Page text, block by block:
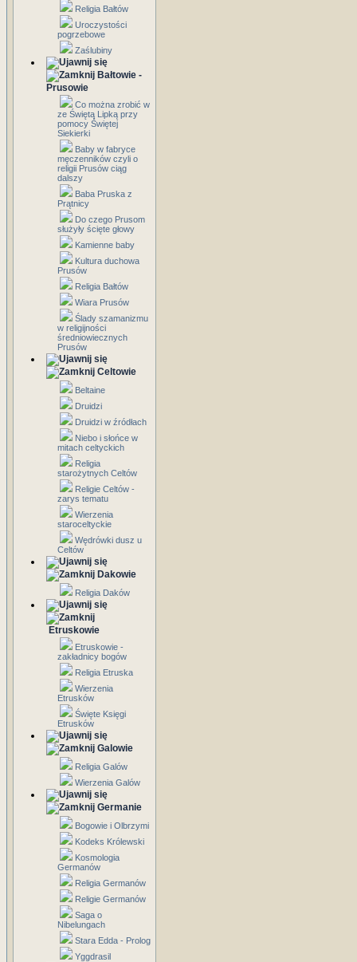
Religia Bałtów
Uroczystości
pogrzebowe
Zaślubiny
Bałtowie -
Prusowie
Co można zrobić w
ze Świętą Lipką przy
pomocy Świętej
Siekierki
Baby w fabryce
męczenników czyli o
religii Prusów ciąg
dalszy
Baba Pruska z
Prątnicy
Do czego Prusom
służyły ścięte głowy
Kamienne baby
Kultura duchowa
Prusów
Religia Bałtów
Wiara Prusów
Ślady szamanizmu
w religijności
średniowiecznych
Prusów
Celtowie
Beltaine
Druidzi
Druidzi w źródłach
Niebo i słońce w
mitach celtyckich
Religia
starożytnych Celtów
Religie Celtów -
zarys tematu
Wierzenia
staroceltyckie
Wędrówki dusz u
Celtów
Dakowie
Religia Daków
Etruskowie
Etruskowie -
zakładnicy bogów
Religia Etruska
Wierzenia
Etrusków
Święte Księgi
Etrusków
Galowie
Religia Galów
Wierzenia Galów
Germanie
Bogowie i Olbrzymi
Kodeks Królewski
Kosmologia
Germanów
Religia Germanów
Religie Germanów
Saga o
Nibelungach
Stara Edda - Prolog
Yggdrasil